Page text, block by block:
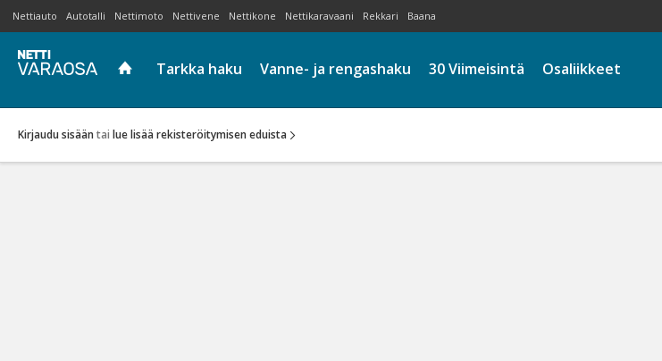
Nettiauto Autotalli Nettimoto Nettivene Nettikone Nettikaravaani Rekkari Baana
Tarkka haku Vanne- ja rengashaku 30 Viimeisintä Osaliikkeet
Kirjaudu sisään tai lue lisää rekisteröitymisen eduista